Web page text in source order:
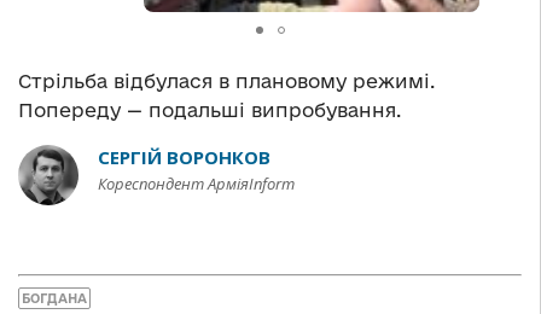
Стрільба відбулася в плановому режимі.
Попереду — подальші випробування.
СЕРГІЙ ВОРОНКОВ
Кореспондент АрміяInform
БОГДАНА